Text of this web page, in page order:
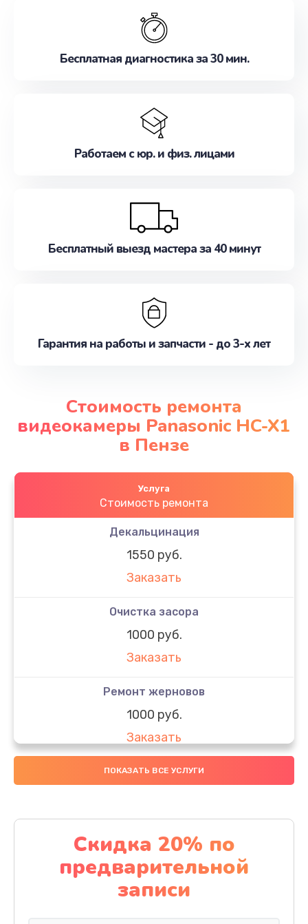
наилучшим образом. Не медлите записаться на
Бесплатная диагностика за 30 мин.
Работаем с юр. и физ. лицами
Бесплатный выезд мастера за 40 минут
Гарантия на работы и запчасти - до 3-х лет
Стоимость ремонта
видеокамеры Panasonic HC-X1
в Пензе
Услуга
Стоимость ремонта
Декальцинация
1550 руб.
Заказать
Очистка засора
1000 руб.
Заказать
Ремонт жерновов
1000 руб.
Заказать
Замена колец
Заказать
Замена скобок
1250 руб.
Заказать
ПОКАЗАТЬ ВСЕ УСЛУГИ
Скидка 20% по
предварительной
записи